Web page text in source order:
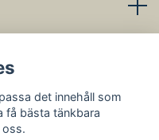
det innehåll som
få bästa tänkbara
oss.